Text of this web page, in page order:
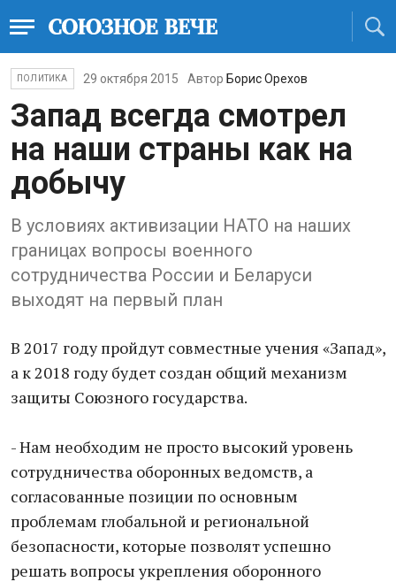
ПОЛИТИКА 29 октября 2015 Автор Борис Орехов
Запад всегда смотрел
на наши страны как на
добычу
В условиях активизации НАТО на наших
границах вопросы военного
сотрудничества России и Беларуси
выходят на первый план
В 2017 году пройдут совместные учения «Запад»,
а к 2018 году будет создан общий механизм
защиты Союзного государства.
- Нам необходим не просто высокий уровень
сотрудничества оборонных ведомств, а
согласованные позиции по основным
проблемам глобальной и региональной
безопасности, которые позволят успешно
решать вопросы укрепления оборонного